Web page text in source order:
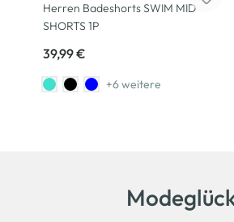
Herren Badeshorts SWIM MID
SHORTS 1P
39,99 €
+6 weitere